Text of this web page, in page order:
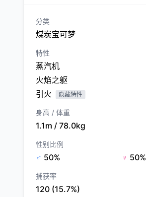
分类
煤炭宝可梦
特性
蒸汽机
火焰之躯
引火
隐藏特性
身高 / 体重
1.1m / 78.0kg
性别比例
♂ 50% ♀ 50%
捕获率
120 (15.7%)